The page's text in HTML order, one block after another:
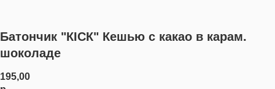
Батончик "КІСК" Кешью с какао в карам.
шоколаде
195,00